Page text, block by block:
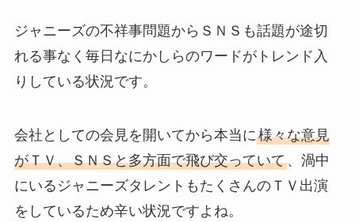
ジャニーズの不祥事問題からＳＮＳも話題が途切
れる事なく毎日なにかしらのワードがトレンド入
りしている状況です。
会社としての会見を開いてから本当に様々な意見
がＴＶ、ＳＮＳと多方面で飛び交っていて、渦中
にいるジャニーズタレントもたくさんのＴＶ出演
をしているため辛い状況ですよね。